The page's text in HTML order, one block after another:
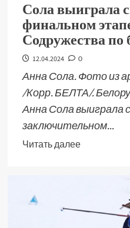
Сола выиграла
финальном
Содружества по
12.04.2024 0
Анна Сола. Фото из
/Корр. БЕЛТА/.
Анна Сола выиграла
заключительном...
Читать далее